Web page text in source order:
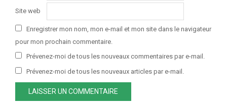
Site web
Enregistrer mon nom, mon e-mail et mon site dans le navigateur
pour mon prochain commentaire.
Prévenez-moi de tous les nouveaux commentaires par e-mail.
Prévenez-moi de tous les nouveaux articles par e-mail.